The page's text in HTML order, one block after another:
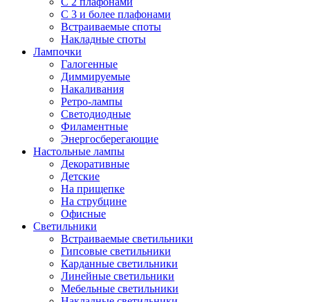
С 3 и более плафонами
Встраиваемые споты
Накладные споты
Лампочки
Галогенные
Диммируемые
Накаливания
Ретро-лампы
Светодиодные
Филаментные
Энергосберегающие
Настольные лампы
Декоративные
Детские
На прищепке
На струбцине
Офисные
Светильники
Встраиваемые светильники
Гипсовые светильники
Карданные светильники
Линейные светильники
Мебельные светильники